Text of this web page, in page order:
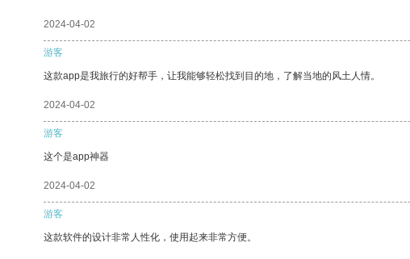
2024-04-02
游客
这款app是我旅行的好帮手，让我能够轻松找到目的地，了解当地的风土人情。
2024-04-02
游客
这个是app神器
2024-04-02
游客
这款软件的设计非常人性化，使用起来非常方便。